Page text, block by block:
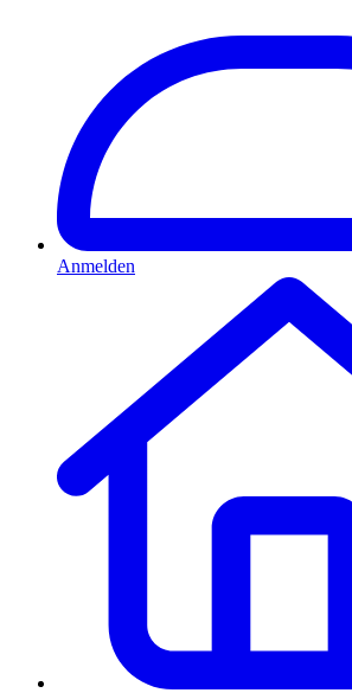
Anmelden